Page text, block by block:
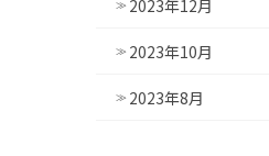
2023年12月
2023年10月
2023年8月